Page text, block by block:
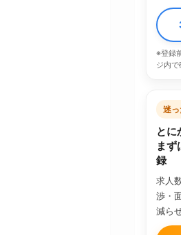
※登録
ジ内で
迷っ
とに
ま
録
求人
渉・
減ら